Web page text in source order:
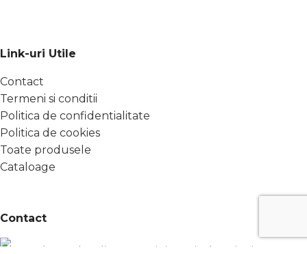
Link-uri Utile
Contact
Termeni si conditii
Politica de confidentialitate
Politica de cookies
Toate produsele
Cataloage
Contact